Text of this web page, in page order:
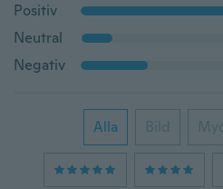
Positiv
Neutral
Negativ
Alla Bild